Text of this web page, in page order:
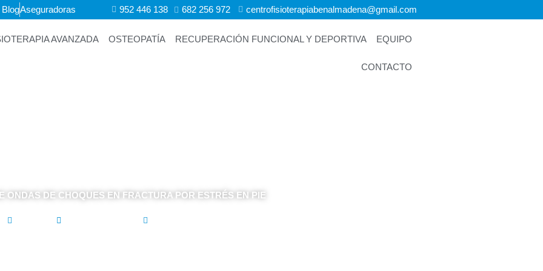
BlogAseguradoras 952 446 138 682 256 972 ​ centrofisioterapiabenalmadena@gmail.com
AVANZADA OSTEOPATÍA RECUPERACIÓN FUNCIONAL Y DEPORTIVA EQUIPO
CONTACTO
ONDAS DE CHOQUES EN FRACTURA POR ESTRÉS EN PIE